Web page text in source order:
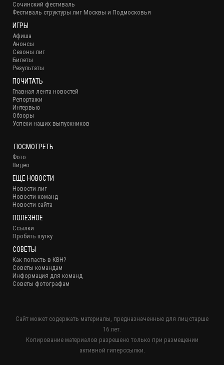
Сочинский фестиваль
Фестиваль структуры лиг Москвы и Подмосковья
ИГРЫ
Афиша
Анонсы
Сезоны лиг
Билеты
Результаты
ПОЧИТАТЬ
Главная лента новостей
Репортажи
Интервью
Обзоры
Успехи наших выпускников
ПОСМОТРЕТЬ
Фото
Видео
ЕЩЕ НОВОСТИ
Новости лиг
Новости команд
Новости сайта
ПОЛЕЗНОЕ
Ссылки
Пробить шутку
СОВЕТЫ
Как попасть в КВН?
Советы командам
Информация для команд
Советы фотографам
Сайт может содержать материалы, предназначенные для лиц старше
16 лет.
Копирование материалов разрешено только при размещении
активной гиперссылки.